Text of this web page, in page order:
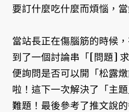
要訂什麼吃什麼而煩惱，
當站長正在傷腦筋的時候
到了一個討論串「[問題]
便詢問是否可以開「松露
啦！這下一次解決了「主
難題！最後參考了推文說